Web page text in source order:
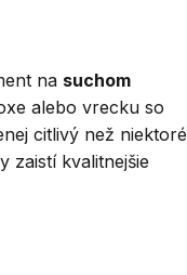
na suchom
alebo vrecku so
citlivý než niektoré
zaistí kvalitnejšie